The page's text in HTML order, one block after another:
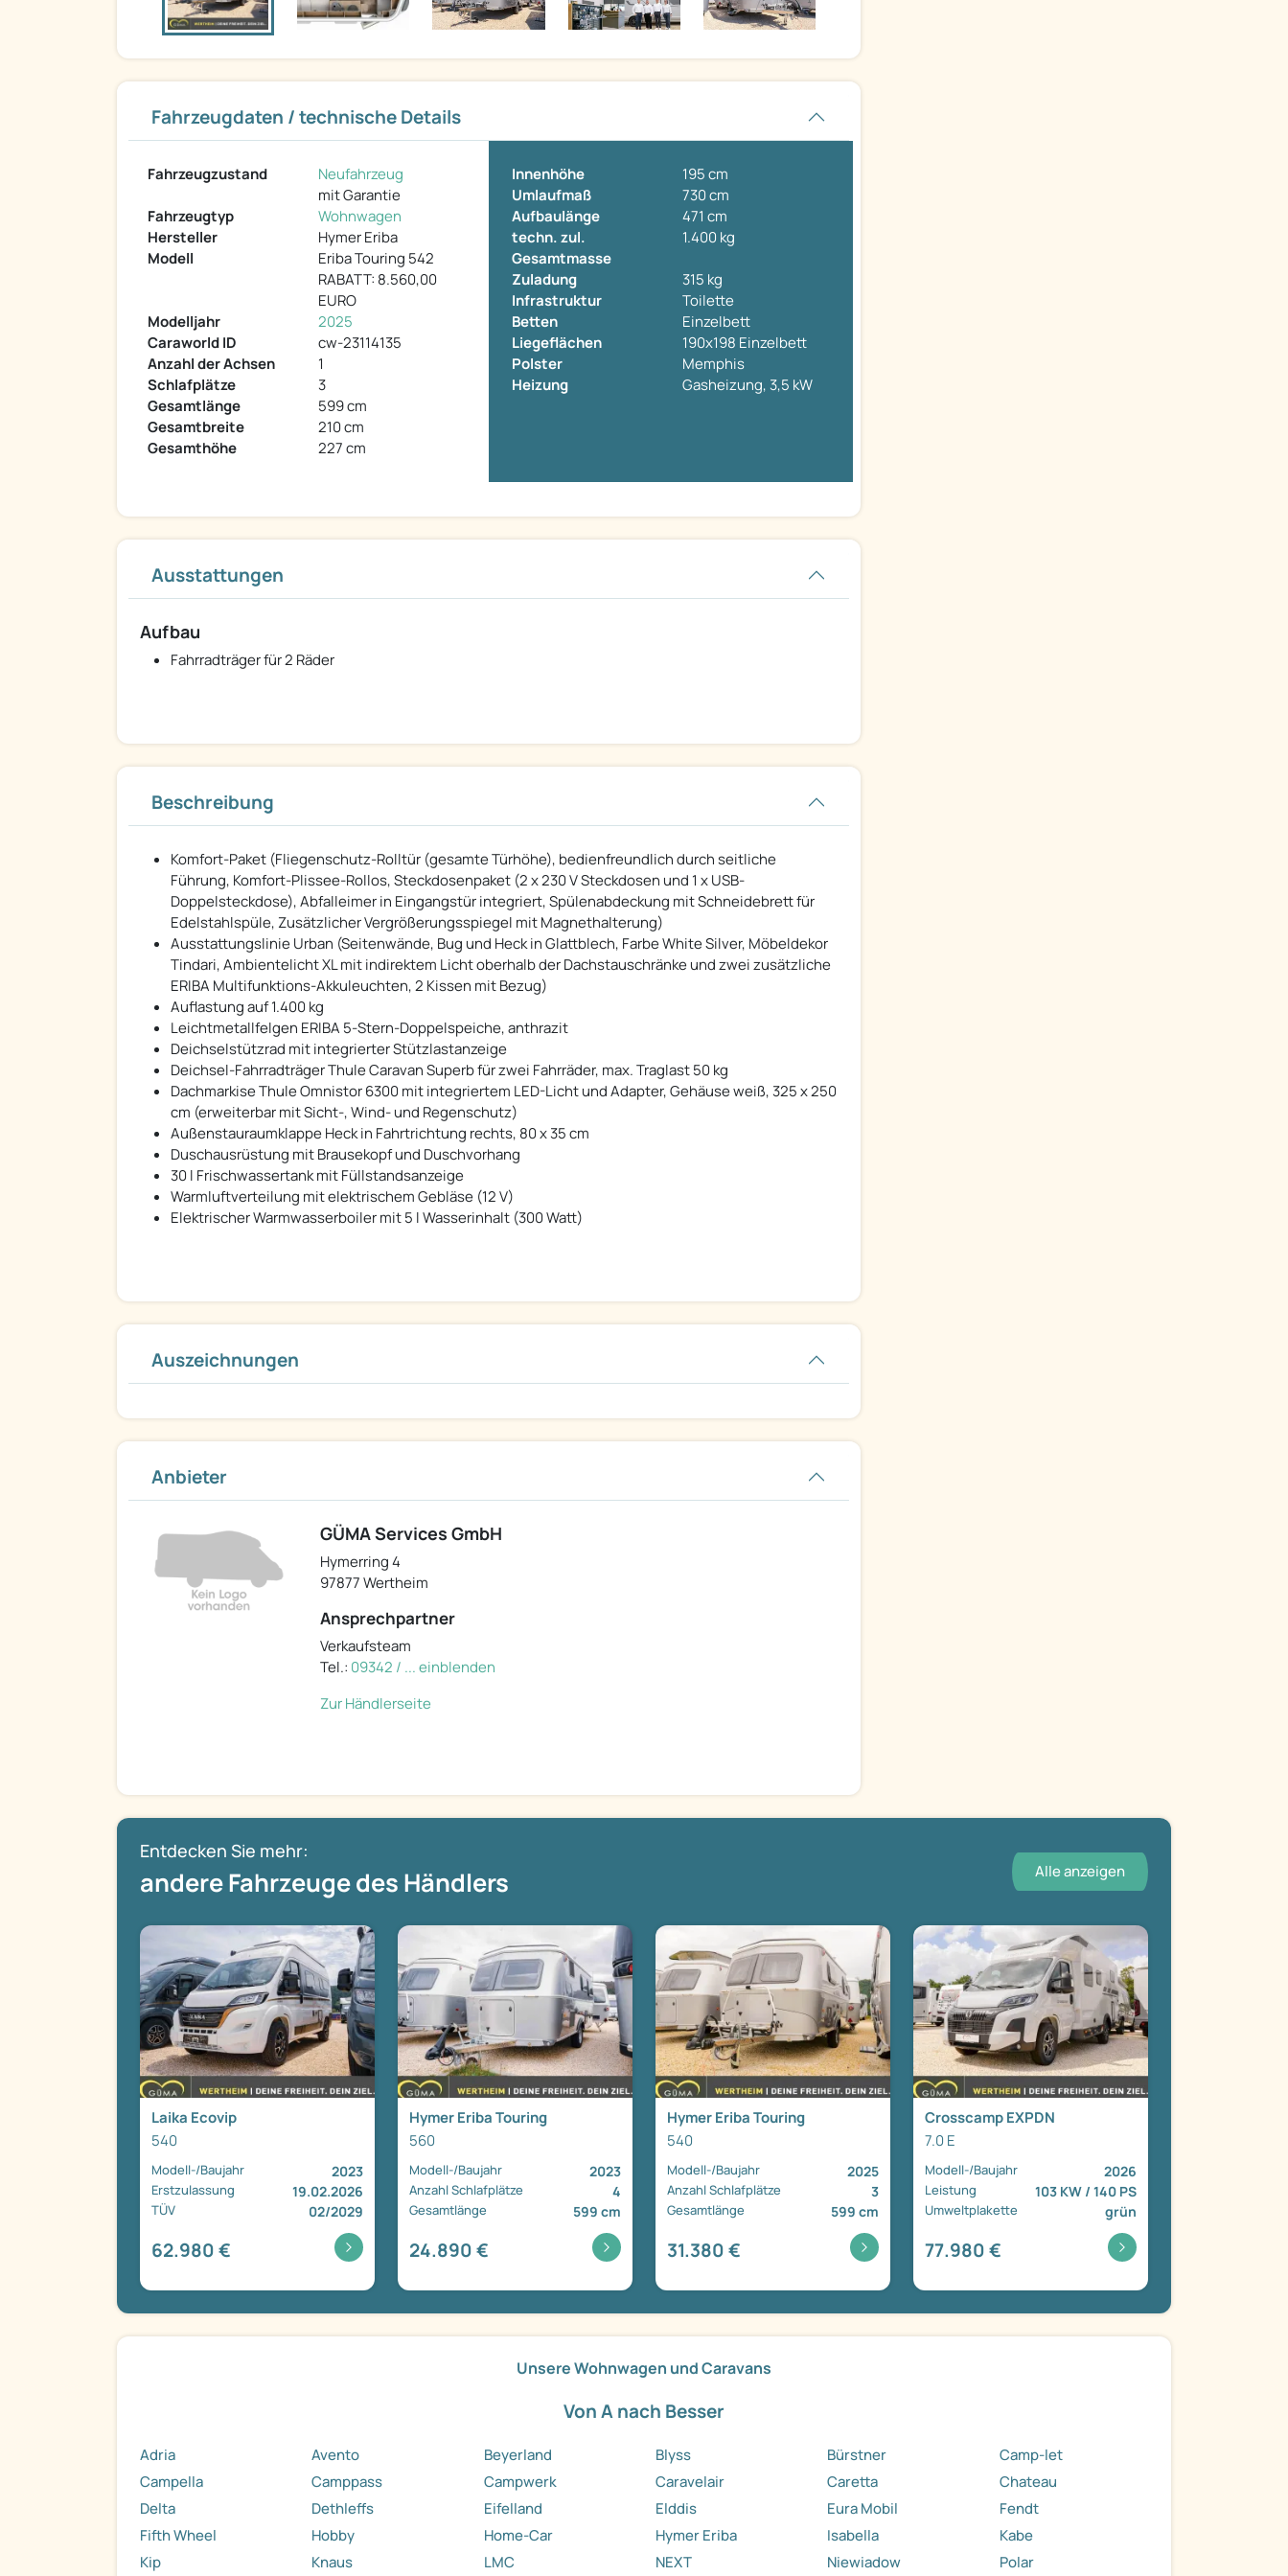
Fahrzeugdaten / technische Details
Fahrzeugzustand
Neufahrzeug
mit Garantie
Fahrzeugtyp
Wohnwagen
Hersteller
Hymer Eriba
Modell
Eriba Touring 542
RABATT: 8.560,00
EURO
Modelljahr
2025
Caraworld ID
cw-23114135
Anzahl der Achsen
1
Schlafplätze
3
Gesamtlänge
599 cm
Gesamtbreite
210 cm
Gesamthöhe
227 cm
Innenhöhe
195 cm
Umlaufmaß
730 cm
Aufbaulänge
471 cm
techn. zul.
Gesamtmasse
1.400 kg
Zuladung
315 kg
Infrastruktur
Toilette
Betten
Einzelbett
Liegeflächen
190x198 Einzelbett
Polster
Memphis
Heizung
Gasheizung, 3,5 kW
Ausstattungen
Aufbau
Fahrradträger für 2 Räder
Beschreibung
Komfort-Paket (Fliegenschutz-Rolltür (gesamte Türhöhe), bedienfreundlich durch seitliche
Führung, Komfort-Plissee-Rollos, Steckdosenpaket (2 x 230 V Steckdosen und 1 x USB-
Doppelsteckdose), Abfalleimer in Eingangstür integriert, Spülenabdeckung mit Schneidebrett für
Edelstahlspüle, Zusätzlicher Vergrößerungsspiegel mit Magnethalterung)
Ausstattungslinie Urban (Seitenwände, Bug und Heck in Glattblech, Farbe White Silver, Möbeldekor
Tindari, Ambientelicht XL mit indirektem Licht oberhalb der Dachstauschränke und zwei zusätzliche
ERIBA Multifunktions-Akkuleuchten, 2 Kissen mit Bezug)
Auflastung auf 1.400 kg
Leichtmetallfelgen ERIBA 5-Stern-Doppelspeiche, anthrazit
Deichselstützrad mit integrierter Stützlastanzeige
Deichsel-Fahrradträger Thule Caravan Superb für zwei Fahrräder, max. Traglast 50 kg
Dachmarkise Thule Omnistor 6300 mit integriertem LED-Licht und Adapter, Gehäuse weiß, 325 x 250
cm (erweiterbar mit Sicht-, Wind- und Regenschutz)
Außenstauraumklappe Heck in Fahrtrichtung rechts, 80 x 35 cm
Duschausrüstung mit Brausekopf und Duschvorhang
30 l Frischwassertank mit Füllstandsanzeige
Warmluftverteilung mit elektrischem Gebläse (12 V)
Elektrischer Warmwasserboiler mit 5 l Wasserinhalt (300 Watt)
Auszeichnungen
Anbieter
GÜMA Services GmbH
Hymerring 4
97877 Wertheim
Ansprechpartner
Verkaufsteam
Tel.: 09342 / ... einblenden
Zur Händlerseite
Entdecken Sie mehr:
andere Fahrzeuge des Händlers Alle anzeigen
Laika Ecovip
540
Modell-/Baujahr 2023
Erstzulassung 19.02.2026
TÜV 02/2029
62.980 €
Hymer Eriba Touring
560
Modell-/Baujahr 2023
Anzahl Schlafplätze 4
Gesamtlänge 599 cm
24.890 €
Hymer Eriba Touring
540
Modell-/Baujahr 2025
Anzahl Schlafplätze 3
Gesamtlänge 599 cm
31.380 €
Crosscamp EXPDN
7.0 E
Modell-/Baujahr 2026
Leistung 103 KW / 140 PS
Umweltplakette grün
77.980 €
Unsere Wohnwagen und Caravans
Von A nach Besser
Adria Avento Beyerland Blyss Bürstner
Camp-let
Campella
Camppass Campwerk Caravelair Caretta
Chateau
Delta
Dethleffs Eifelland Elddis Eura Mobil
Fendt
Fifth Wheel
Hobby Home-Car Hymer Eriba Isabella
Kabe
Kip
Knaus LMC NEXT Niewiadow Polar